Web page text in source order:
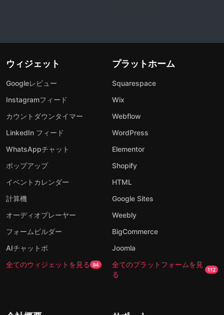
ウィジェット
Googleレビュー
Instagramフィード
カウントダウンタイマー
LinkedIn フィード
WhatsAppチャット
ポップアップ
イベントカレンダー
計算機
オーディオプレーヤー
フォームビルダー
AIチャットボ
全てのウィジェットを見る 94
プラットホーム
Squarespace
Wix
Webflow
WordPress
Elementor
Shopify
HTML
Google Sites
Weebly
BigCommerce
Joomla
全てのプラットフォームを見
る
112